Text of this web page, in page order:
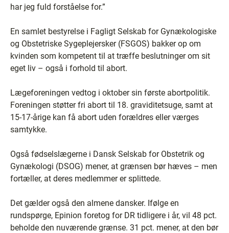
har jeg fuld forståelse for.”
En samlet bestyrelse i Fagligt Selskab for Gynækologiske
og Obstetriske Sygeplejersker (FSGOS) bakker op om
kvinden som kompetent til at træffe beslutninger om sit
eget liv – også i forhold til abort.
Lægeforeningen vedtog i oktober sin første abortpolitik.
Foreningen støtter fri abort til 18. graviditetsuge, samt at
15-17-årige kan få abort uden forældres eller værges
samtykke.
Også fødselslægerne i Dansk Selskab for Obstetrik og
Gynækologi (DSOG) mener, at grænsen bør hæves – men
fortæller, at deres medlemmer er splittede.
Det gælder også den almene dansker. Ifølge en
rundspørge, Epinion foretog for DR tidligere i år, vil 48 pct.
beholde den nuværende grænse. 31 pct. mener, at den bør